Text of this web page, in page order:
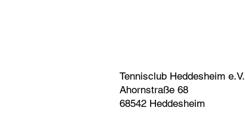
Tennisclub Heddesheim e.V.
Ahornstraße 68
68542 Heddesheim